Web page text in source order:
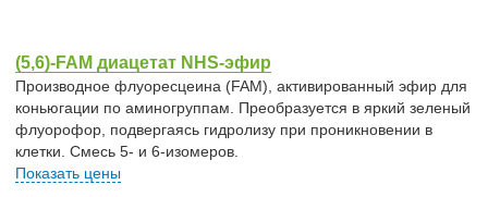
(5,6)-FAM диацетат NHS-эфир
Производное флуоресцеина (FAM), активированный эфир для
коньюгации по аминогруппам. Преобразуется в яркий зеленый
флуорофор, подвергаясь гидролизу при проникновении в
клетки. Смесь 5- и 6-изомеров.
Показать цены